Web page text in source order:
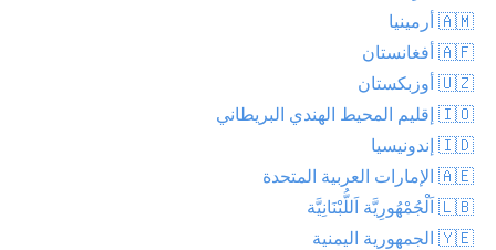
🇦🇲 أرمينيا
🇦🇫 أفغانستان
🇺🇿 أوزبكستان
🇮🇴 إقليم المحيط الهندي البريطاني
🇮🇩 إندونيسيا
🇦🇪 الإمارات العربية المتحدة
🇱🇧 اَلْجُمْهُورِيَّة اَللُّبْنَانِيَّة
🇾🇪 الجمهورية اليمنية